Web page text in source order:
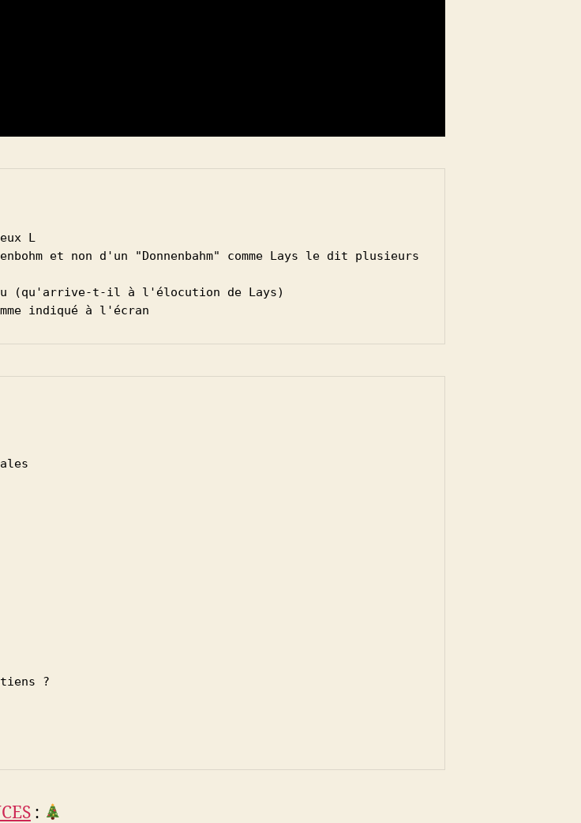
L
et non d'un "Donnenbahm" comme Lays le dit plusieurs
(qu'arrive-t-il à l'élocution de Lays)
indiqué à l'écran
?
: